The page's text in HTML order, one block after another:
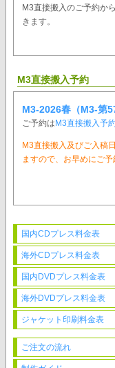
M3直接搬入のご予約か
きます。
M3直接搬入予約
M3-2026春（M3-第
ご予約は M3直接搬入予
M3直接搬入及びご入稿
ますので、お早めにご予
国内CDプレス料金表
海外CDプレス料金表
国内DVDプレス料金表
海外DVDプレス料金表
ジャケット印刷料金表
ご注文の流れ